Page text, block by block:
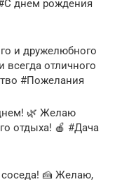
днем рождения
и дружелюбного
отличного
#Пожелания
🌿 Желаю
отдыха! 🍎 #Дача
🍰 Желаю,